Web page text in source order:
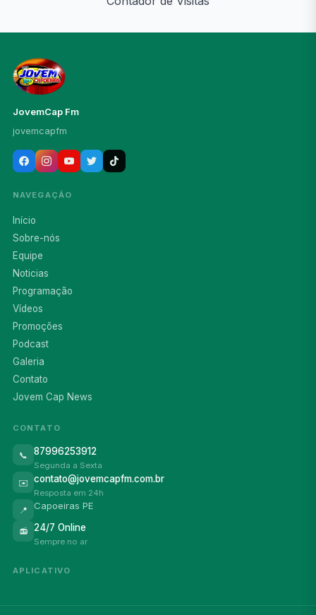
JovemCap Fm
jovemcapfm
NAVEGAÇÃO
Início
Sobre-nós
Equipe
Noticias
Programação
Vídeos
Promoções
Podcast
Galeria
Contato
Jovem Cap News
CONTATO
📞 87996253912
Segunda a Sexta
✉️ contato@jovemcapfm.com.br
Resposta em 24h
📍 Capoeiras PE
📻 24/7 Online
Sempre no ar
APLICATIVO